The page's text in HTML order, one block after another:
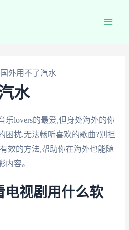
国外用不了汽水
水
乐lovers的最爱,但身处海外的你
困扰,无法畅听喜欢的歌曲?别担
效的方法,帮助你在海外也能随
内容。
电视剧用什么软